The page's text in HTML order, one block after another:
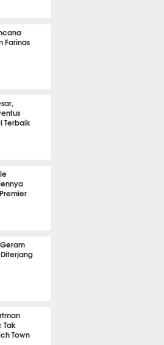
Farinas
Terbaik
Tak
Town